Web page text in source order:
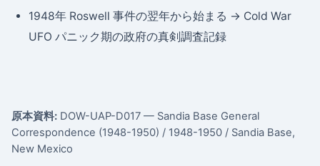
1948年 Roswell 事件の翌年から始まる → Cold War
UFO パニック期の政府の真剣調査記録
原本資料: DOW-UAP-D017 — Sandia Base General
Correspondence (1948-1950) / 1948-1950 / Sandia Base,
New Mexico